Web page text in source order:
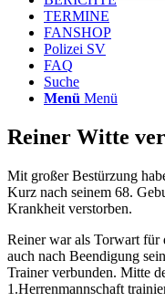
TERMINE
FANSHOP
Polizei SV
FAQ
Suche
Menü Menü
Reiner Witte
Mit großer Bestürzung
Kurz nach seinem 68.
Krankheit verstorben.
Reiner war als Torwart für
auch nach Beendigung
Trainer verbunden. Mitte
1.Herrenmannschaft